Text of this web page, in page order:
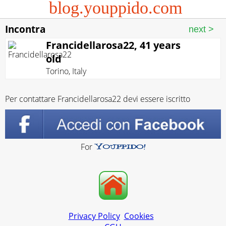
blog.youppido.com
Incontra
Francidellarosa22, 41 years
old
Torino, Italy
Per contattare Francidellarosa22 devi essere iscritto
For
Privacy Policy Cookies